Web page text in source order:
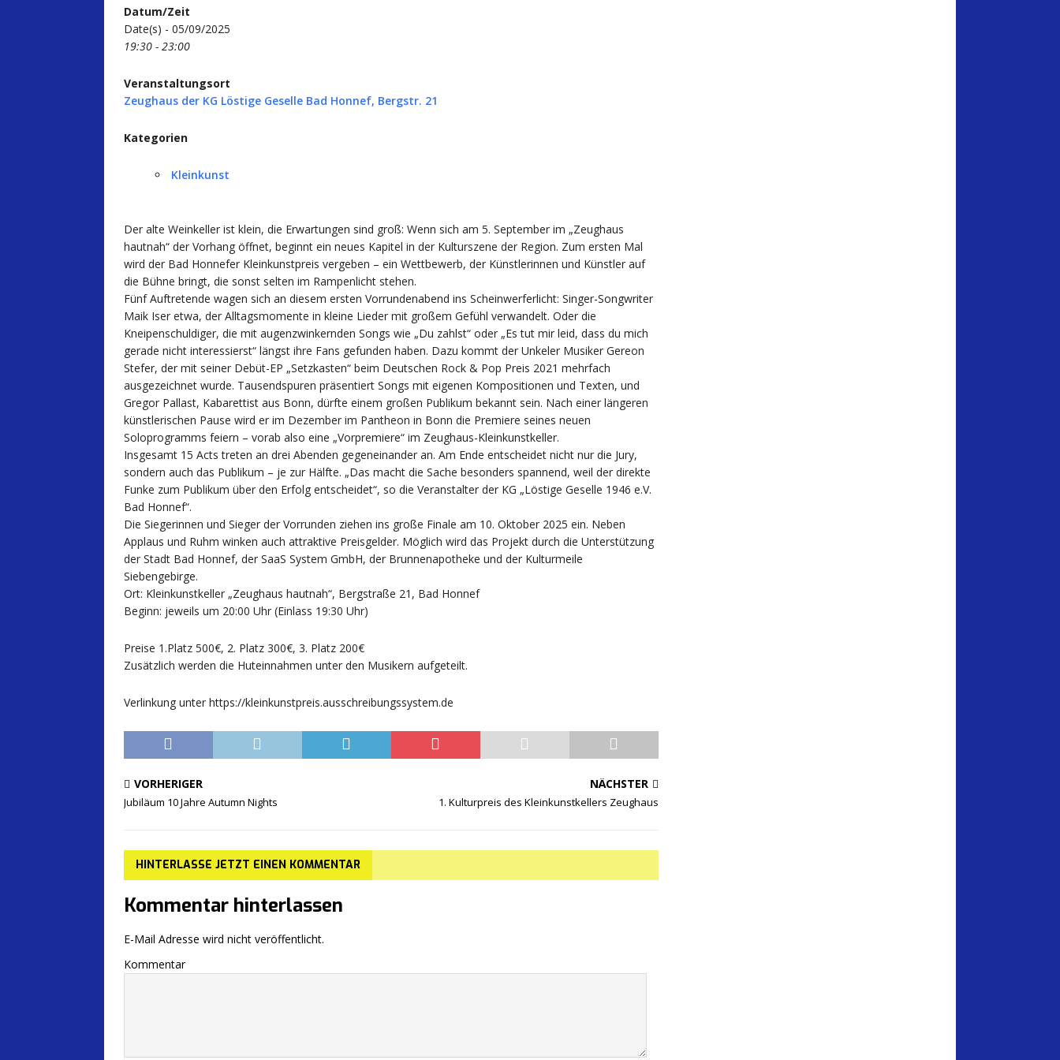
Datum/Zeit
Date(s) - 05/09/2025
19:30 - 23:00
Veranstaltungsort
Zeughaus der KG Löstige Geselle Bad Honnef, Bergstr. 21
Kategorien
Kleinkunst
Der alte Weinkeller ist klein, die Erwartungen sind groß: Wenn sich am 5. September im „Zeughaus
hautnah“ der Vorhang öffnet, beginnt ein neues Kapitel in der Kulturszene der Region. Zum ersten Mal
wird der Bad Honnefer Kleinkunstpreis vergeben – ein Wettbewerb, der Künstlerinnen und Künstler auf
die Bühne bringt, die sonst selten im Rampenlicht stehen.
Fünf Auftretende wagen sich an diesem ersten Vorrundenabend ins Scheinwerferlicht: Singer-Songwriter
Maik Iser etwa, der Alltagsmomente in kleine Lieder mit großem Gefühl verwandelt. Oder die
Kneipenschuldiger, die mit augenzwinkernden Songs wie „Du zahlst“ oder „Es tut mir leid, dass du mich
gerade nicht interessierst“ längst ihre Fans gefunden haben. Dazu kommt der Unkeler Musiker Gereon
Stefer, der mit seiner Debüt-EP „Setzkasten“ beim Deutschen Rock & Pop Preis 2021 mehrfach
ausgezeichnet wurde. Tausendspuren präsentiert Songs mit eigenen Kompositionen und Texten, und
Gregor Pallast, Kabarettist aus Bonn, dürfte einem großen Publikum bekannt sein. Nach einer längeren
künstlerischen Pause wird er im Dezember im Pantheon in Bonn die Premiere seines neuen
Soloprogramms feiern – vorab also eine „Vorpremiere“ im Zeughaus-Kleinkunstkeller.
Insgesamt 15 Acts treten an drei Abenden gegeneinander an. Am Ende entscheidet nicht nur die Jury,
sondern auch das Publikum – je zur Hälfte. „Das macht die Sache besonders spannend, weil der direkte
Funke zum Publikum über den Erfolg entscheidet“, so die Veranstalter der KG „Löstige Geselle 1946 e.V.
Bad Honnef“.
Die Siegerinnen und Sieger der Vorrunden ziehen ins große Finale am 10. Oktober 2025 ein. Neben
Applaus und Ruhm winken auch attraktive Preisgelder. Möglich wird das Projekt durch die Unterstützung
der Stadt Bad Honnef, der SaaS System GmbH, der Brunnenapotheke und der Kulturmeile
Siebengebirge.
Ort: Kleinkunstkeller „Zeughaus hautnah“, Bergstraße 21, Bad Honnef
Beginn: jeweils um 20:00 Uhr (Einlass 19:30 Uhr)
Preise 1.Platz 500€, 2. Platz 300€, 3. Platz 200€
Zusätzlich werden die Huteinnahmen unter den Musikern aufgeteilt.
Verlinkung unter https://kleinkunstpreis.ausschreibungssystem.de
VORHERIGER
Jubiläum 10 Jahre Autumn Nights
NÄCHSTER
1. Kulturpreis des Kleinkunstkellers Zeughaus
HINTERLASSE JETZT EINEN KOMMENTAR
Kommentar hinterlassen
E-Mail Adresse wird nicht veröffentlicht.
Kommentar